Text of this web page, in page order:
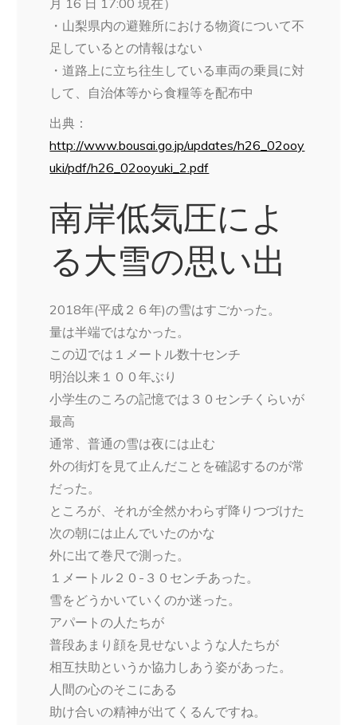
月 16 日 17:00 現在）
・山梨県内の避難所における物資について不
足しているとの情報はない
・道路上に立ち往生している車両の乗員に対
して、自治体等から食糧等を配布中
出典：
http://www.bousai.go.jp/updates/h26_02ooy
uki/pdf/h26_02ooyuki_2.pdf
南岸低気圧によ
る大雪の思い出
2018年(平成２６年)の雪はすごかった。
量は半端ではなかった。
この辺では１メートル数十センチ
明治以来１００年ぶり
小学生のころの記憶では３０センチくらいが
最高
通常、普通の雪は夜には止む
外の街灯を見て止んだことを確認するのが常
だった。
ところが、それが全然かわらず降りつづけた
次の朝には止んでいたのかな
外に出て巻尺で測った。
１メートル２０-３０センチあった。
雪をどうかいていくのか迷った。
アパートの人たちが
普段あまり顔を見せないような人たちが
相互扶助というか協力しあう姿があった。
人間の心のそこにある
助け合いの精神が出てくるんですね。